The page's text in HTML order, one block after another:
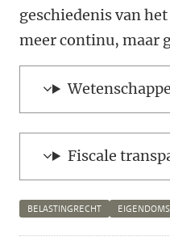
geschiedenis van
meer continu, maar
Fiscale
BELASTINGRECHT